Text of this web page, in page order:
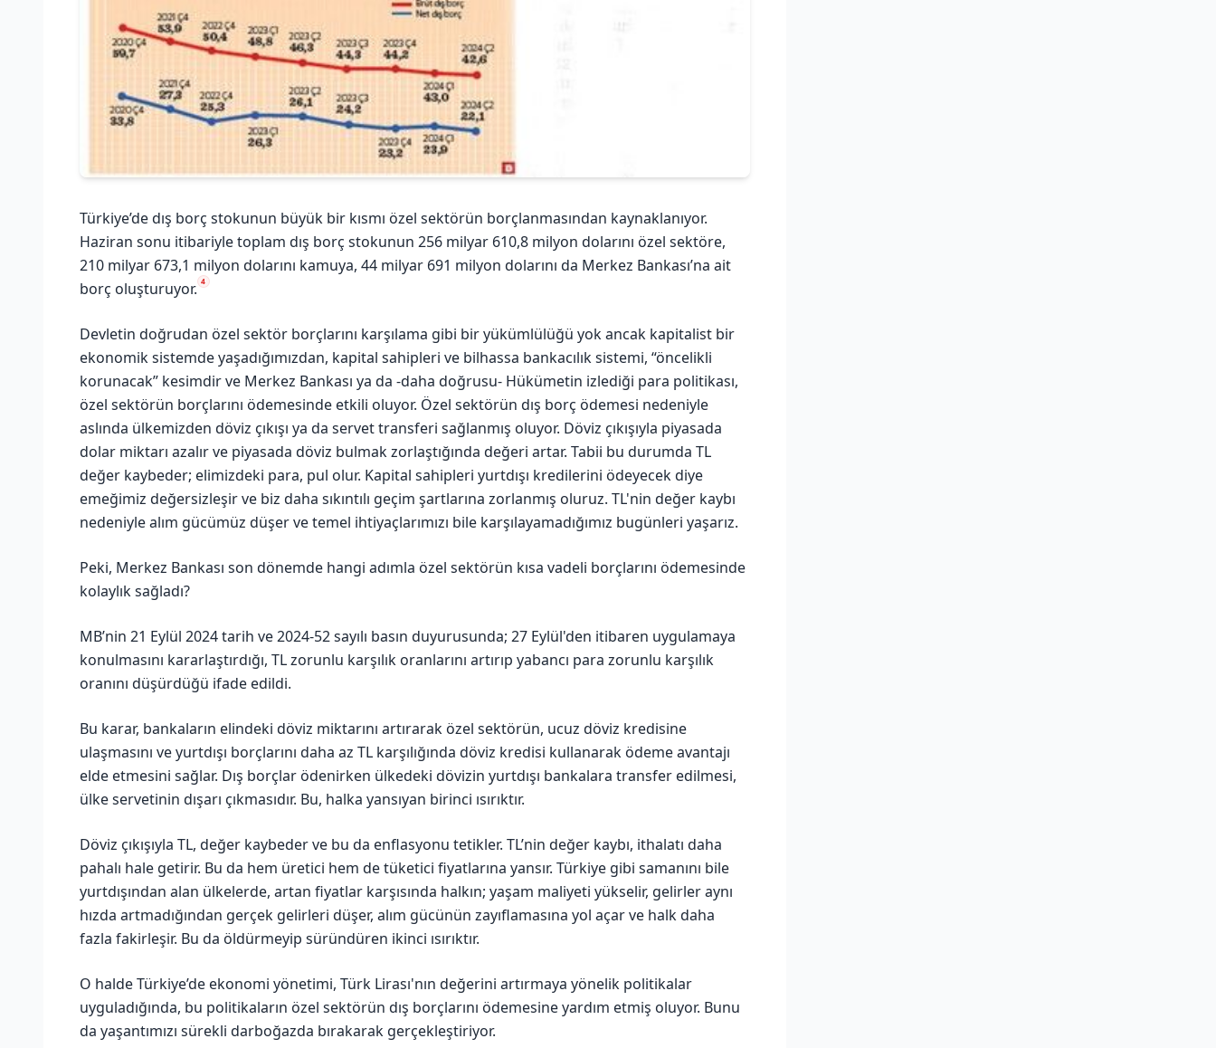
Türkiye’de dış borç stokunun büyük bir kısmı özel sektörün borçlanmasından kaynaklanıyor.
Haziran sonu itibariyle toplam dış borç stokunun 256 milyar 610,8 milyon dolarını özel sektöre,
210 milyar 673,1 milyon dolarını kamuya, 44 milyar 691 milyon dolarını da Merkez Bankası’na ait
borç oluşturuyor. 4
Devletin doğrudan özel sektör borçlarını karşılama gibi bir yükümlülüğü yok ancak kapitalist bir
ekonomik sistemde yaşadığımızdan, kapital sahipleri ve bilhassa bankacılık sistemi, “öncelikli
korunacak” kesimdir ve Merkez Bankası ya da -daha doğrusu- Hükümetin izlediği para politikası,
özel sektörün borçlarını ödemesinde etkili oluyor. Özel sektörün dış borç ödemesi nedeniyle
aslında ülkemizden döviz çıkışı ya da servet transferi sağlanmış oluyor. Döviz çıkışıyla piyasada
dolar miktarı azalır ve piyasada döviz bulmak zorlaştığında değeri artar. Tabii bu durumda TL
değer kaybeder; elimizdeki para, pul olur. Kapital sahipleri yurtdışı kredilerini ödeyecek diye
emeğimiz değersizleşir ve biz daha sıkıntılı geçim şartlarına zorlanmış oluruz. TL'nin değer kaybı
nedeniyle alım gücümüz düşer ve temel ihtiyaçlarımızı bile karşılayamadığımız bugünleri yaşarız.
Peki, Merkez Bankası son dönemde hangi adımla özel sektörün kısa vadeli borçlarını ödemesinde
kolaylık sağladı?
MB’nin 21 Eylül 2024 tarih ve 2024-52 sayılı basın duyurusunda; 27 Eylül'den itibaren uygulamaya
konulmasını kararlaştırdığı, TL zorunlu karşılık oranlarını artırıp yabancı para zorunlu karşılık
oranını düşürdüğü ifade edildi.
Bu karar, bankaların elindeki döviz miktarını artırarak özel sektörün, ucuz döviz kredisine
ulaşmasını ve yurtdışı borçlarını daha az TL karşılığında döviz kredisi kullanarak ödeme avantajı
elde etmesini sağlar. Dış borçlar ödenirken ülkedeki dövizin yurtdışı bankalara transfer edilmesi,
ülke servetinin dışarı çıkmasıdır. Bu, halka yansıyan birinci ısırıktır.
Döviz çıkışıyla TL, değer kaybeder ve bu da enflasyonu tetikler. TL’nin değer kaybı, ithalatı daha
pahalı hale getirir. Bu da hem üretici hem de tüketici fiyatlarına yansır. Türkiye gibi samanını bile
yurtdışından alan ülkelerde, artan fiyatlar karşısında halkın; yaşam maliyeti yükselir, gelirler aynı
hızda artmadığından gerçek gelirleri düşer, alım gücünün zayıflamasına yol açar ve halk daha
fazla fakirleşir. Bu da öldürmeyip süründüren ikinci ısırıktır.
O halde Türkiye’de ekonomi yönetimi, Türk Lirası'nın değerini artırmaya yönelik politikalar
uyguladığında, bu politikaların özel sektörün dış borçlarını ödemesine yardım etmiş oluyor. Bunu
da yaşantımızı sürekli darboğazda bırakarak gerçekleştiriyor.